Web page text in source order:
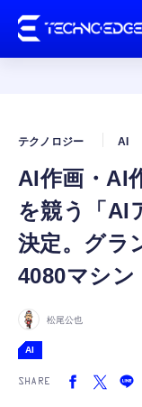
AI作画・AI
を競う「AI
決定。グラ
4080マシン
テクノロジー AI
松尾公也
AI
SHARE